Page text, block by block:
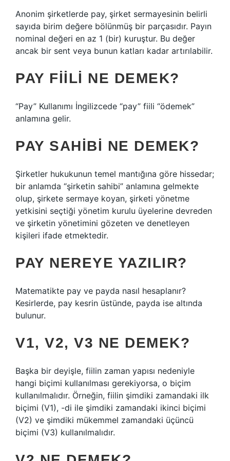
Anonim şirketlerde pay, şirket sermayesinin belirli
sayıda birim değere bölünmüş bir parçasıdır. Payın
nominal değeri en az 1 (bir) kuruştur. Bu değer
ancak bir sent veya bunun katları kadar artırılabilir.
PAY FIILI NE DEMEK?
“Pay” Kullanımı İngilizcede “pay” fiili “ödemek”
anlamına gelir.
PAY SAHIBI NE DEMEK?
Şirketler hukukunun temel mantığına göre hissedar;
bir anlamda “şirketin sahibi” anlamına gelmekte
olup, şirkete sermaye koyan, şirketi yönetme
yetkisini seçtiği yönetim kurulu üyelerine devreden
ve şirketin yönetimini gözeten ve denetleyen
kişileri ifade etmektedir.
PAY NEREYE YAZILIR?
Matematikte pay ve payda nasıl hesaplanır?
Kesirlerde, pay kesrin üstünde, payda ise altında
bulunur.
V1, V2, V3 NE DEMEK?
Başka bir deyişle, fiilin zaman yapısı nedeniyle
hangi biçimi kullanılması gerekiyorsa, o biçim
kullanılmalıdır. Örneğin, fiilin şimdiki zamandaki ilk
biçimi (V1), -di ile şimdiki zamandaki ikinci biçimi
(V2) ve şimdiki mükemmel zamandaki üçüncü
biçimi (V3) kullanılmalıdır.